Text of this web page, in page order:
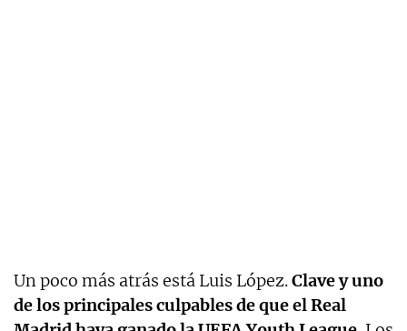
Un poco más atrás está Luis López.Clave y uno
de los principales culpables de que el Real